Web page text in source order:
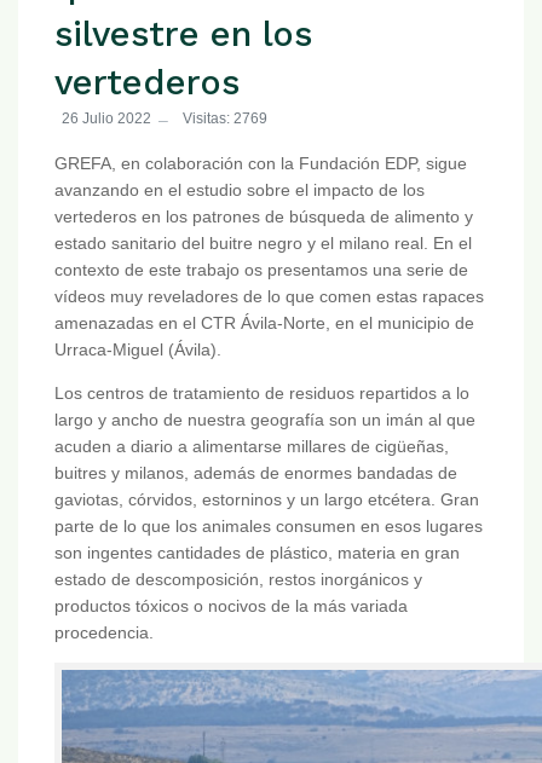
silvestre en los
vertederos
26 Julio 2022 Visitas: 2769
GREFA, en colaboración con la Fundación EDP, sigue
avanzando en el estudio sobre el impacto de los
vertederos en los patrones de búsqueda de alimento y
estado sanitario del buitre negro y el milano real. En el
contexto de este trabajo os presentamos una serie de
vídeos muy reveladores de lo que comen estas rapaces
amenazadas en el CTR Ávila-Norte, en el municipio de
Urraca-Miguel (Ávila).
Los centros de tratamiento de residuos repartidos a lo
largo y ancho de nuestra geografía son un imán al que
acuden a diario a alimentarse millares de cigüeñas,
buitres y milanos, además de enormes bandadas de
gaviotas, córvidos, estorninos y un largo etcétera. Gran
parte de lo que los animales consumen en esos lugares
son ingentes cantidades de plástico, materia en gran
estado de descomposición, restos inorgánicos y
productos tóxicos o nocivos de la más variada
procedencia.